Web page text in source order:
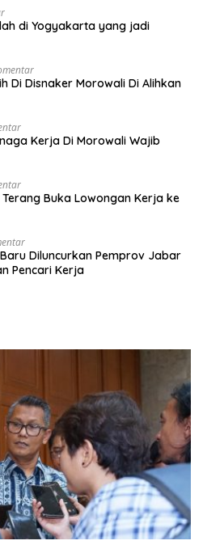
di Yogyakarta yang jadi
Di Disnaker Morowali Di Alihkan
Kerja Di Morowali Wajib
Terang Buka Lowongan Kerja ke
Diluncurkan Pemprov Jabar
Pencari Kerja